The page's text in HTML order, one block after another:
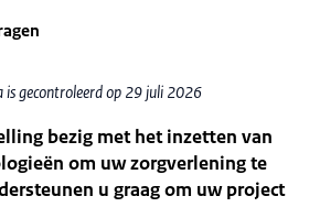
is gecontroleerd op 29 juli 2026
bezig met het inzetten van
om uw zorgverlening te
u graag om uw project